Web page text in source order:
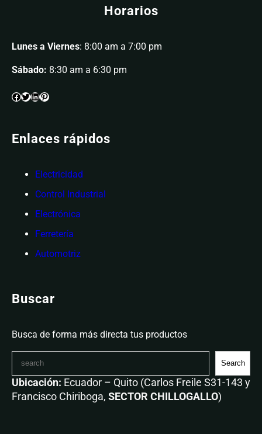
Horarios
Lunes a Viernes: 8:00 am a 7:00 pm
Sábado: 8:30 am a 6:30 pm
Enlaces rápidos
Electricidad
Control Industrial
Electrónica
Ferretería
Automotriz
Buscar
Busca de forma más directa tus productos
Search
Ubicación: Ecuador – Quito (Carlos Freile S31-143 y
Francisco Chiriboga, SECTOR CHILLOGALLO)